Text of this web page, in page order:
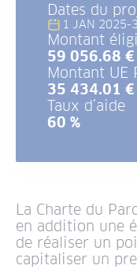
Dates du
1 JAN 2025-
Montant
59 056.68 €
Montant UE
35 434.01 €
Taux d’aide
60 %
La Charte du
en addition une
de réaliser un
capitaliser un